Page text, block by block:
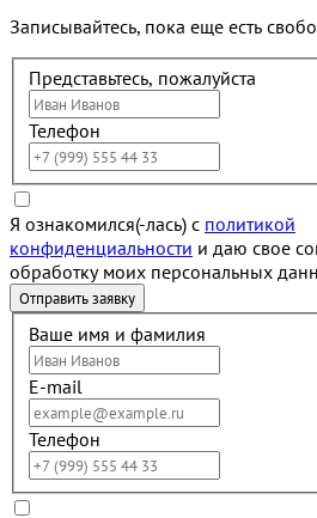
Записывайтесь, пока еще есть
Представьтесь, пожалуйста
Телефон
Я ознакомился(-лась) с политикой
конфиденциальности и даю свое
обработку моих персональных
Ваше имя и фамилия
E-mail
Телефон